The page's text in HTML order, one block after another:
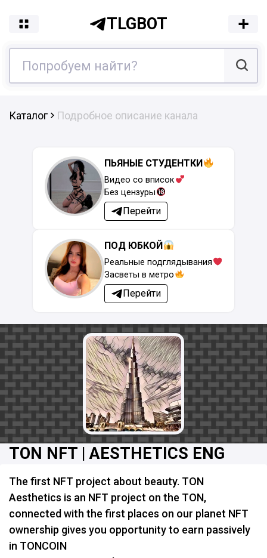
TLGBOT
Каталог Подробное описание канала
ПЬЯНЫЕ СТУДЕНТКИ
Видео со вписок
Без цензуры
Перейти
ПОД ЮБКОЙ
Реальные подглядывания
Засветы в метро
Перейти
TON NFT | AESTHETICS ENG
The first NFT project about beauty. TON
Aesthetics is an NFT project on the TON,
connected with the first places on our planet NFT
ownership gives you opportunity to earn passively
in TONCOIN